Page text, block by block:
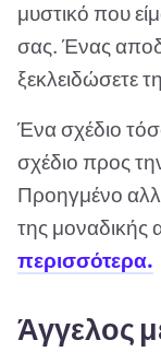
μυστικό που
σας. Ένας
ξεκλειδώσετε
Ένα σχέδιο
σχέδιο προς
Προηγμένο
της μοναδικής
περισσότερα.
Άγγελος